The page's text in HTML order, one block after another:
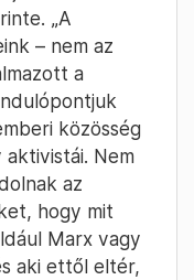
„A
– nem az
a
közösség
Nem
az
hogy mit
Marx vagy
aki ettől eltér,